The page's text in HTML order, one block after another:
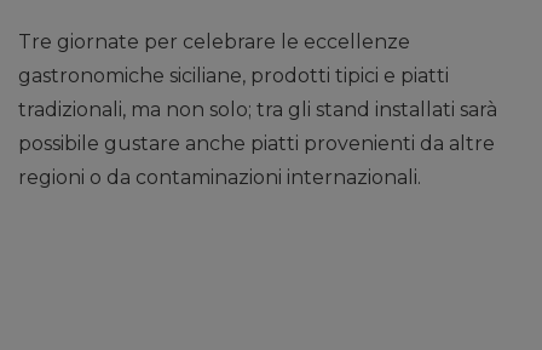
Tre giornate per celebrare le eccellenze
gastronomiche siciliane, prodotti tipici e piatti
tradizionali, ma non solo; tra gli stand installati sarà
possibile gustare anche piatti provenienti da altre
regioni o da contaminazioni internazionali.